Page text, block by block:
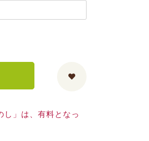
し」は、有料となっ